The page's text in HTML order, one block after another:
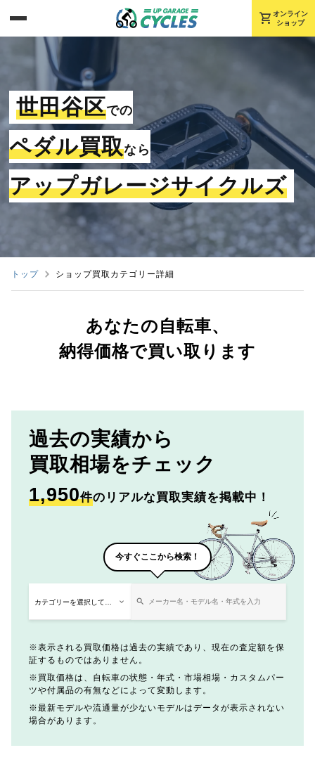
shopping_cart オンライン
ショップ
世田谷区での
ペダル買取なら
アップガレージサイクルズ
トップ ショップ買取カテゴリー詳細
あなたの自転車、
納得価格で買い取ります
過去の実績から
買取相場をチェック
1,950件のリアルな買取実績を掲載中！
今すぐここから検索！
表示される買取価格は過去の実績であり、現在の査定額を保
証するものではありません。
買取価格は、自転車の状態・年式・市場相場・カスタムパー
ツや付属品の有無などによって変動します。
最新モデルや流通量が少ないモデルはデータが表示されない
場合があります。